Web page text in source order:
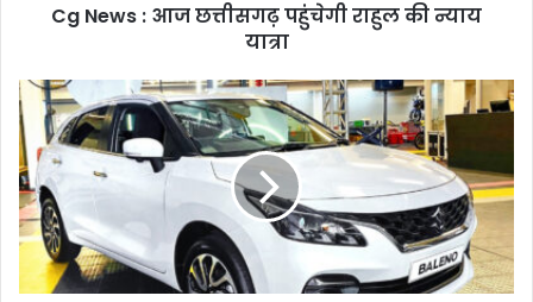
Cg News : आज छत्तीसगढ़ पहुंचेगी राहुल की न्याय
यात्रा
5
लाख
से
कम
क़ीमत
पर
घर
जाए